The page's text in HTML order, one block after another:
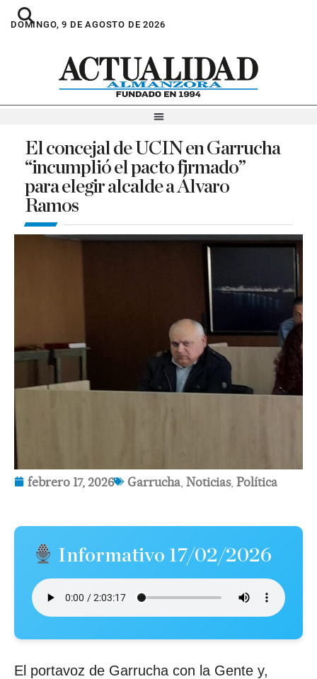
DOMINGO, 9 DE AGOSTO DE 2026
El concejal de UCIN en Garrucha
“incumplió el pacto firmado”
para elegir alcalde a Álvaro
Ramos
febrero 17, 2026 Garrucha Noticias, Política
Informativo 17/02/2026
El portavoz de Garrucha con la Gente y,